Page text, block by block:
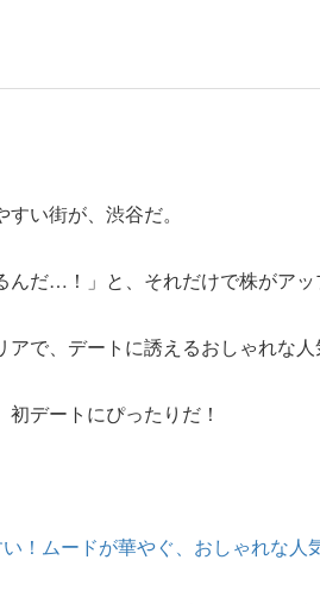
い街が、渋谷だ。
んだ…！」と、それだけで株がアッ
で、デートに誘えるおしゃれな人
デートにぴったりだ！
！ムードが華やぐ、おしゃれな人